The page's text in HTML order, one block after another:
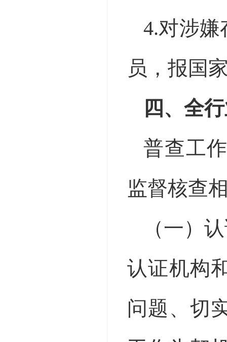
4.对涉
员，报国
四、全
普查工
监督核查
（一）
认证机构
问题、切